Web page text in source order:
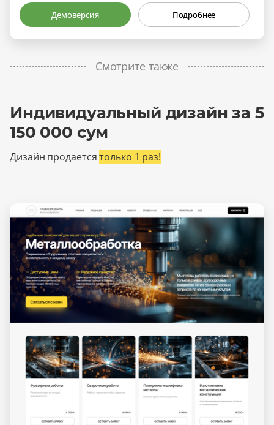
Демоверсия Подробнее
Смотрите также
Индивидуальный дизайн за 5
150 000 сум
Дизайн продаетсятолько 1 раз!